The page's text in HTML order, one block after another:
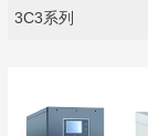
3C3系列